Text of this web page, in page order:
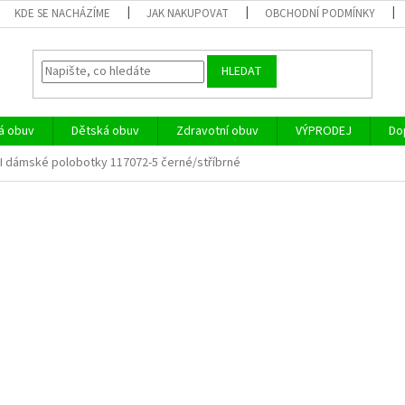
KDE SE NACHÁZÍME JAK NAKUPOVAT OBCHODNÍ PODMÍNKY
HLEDAT
obuv Dětská obuv Zdravotní obuv VÝPRODEJ
dámské polobotky 117072-5 černé/stříbrné